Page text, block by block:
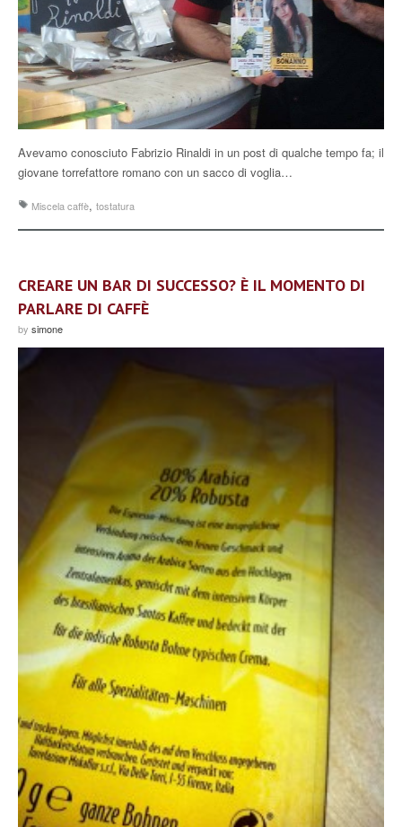
Avevamo conosciuto Fabrizio Rinaldi in un post di qualche tempo fa; il
giovane torrefattore romano con un sacco di voglia…
Miscela caffè, tostatura
CREARE UN BAR DI SUCCESSO? È IL MOMENTO DI
PARLARE DI CAFFÈ
by simone